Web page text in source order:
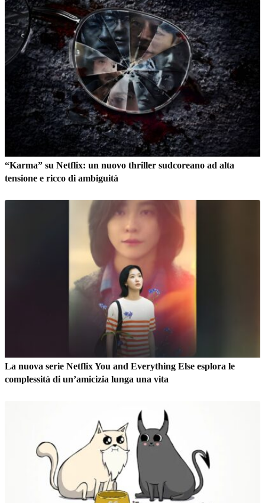
“Karma” su Netflix: un nuovo thriller sudcoreano ad alta
tensione e ricco di ambiguità
La nuova serie Netflix You and Everything Else esplora le
complessità di un’amicizia lunga una vita